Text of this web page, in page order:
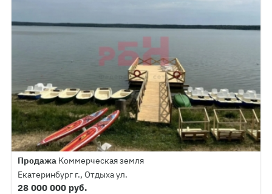
Продажа Коммерческая земля
Екатеринбург г., Отдыха ул.
28 000 000 руб.